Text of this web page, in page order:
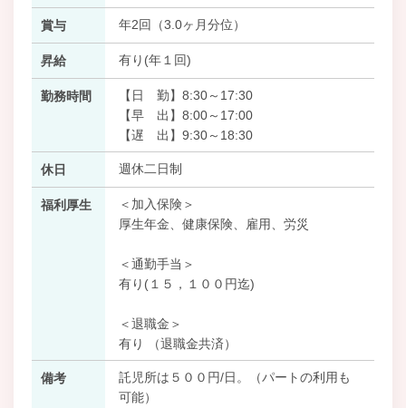
賞与 年2回（3.0ヶ月分位）
昇給 有り(年１回)
勤務時間
【日 勤】8:30～17:30
【早 出】8:00～17:00
【遅 出】9:30～18:30
休日 週休二日制
福利厚生
＜加入保険＞
厚生年金、健康保険、雇用、労災
＜通勤手当＞
有り(１５，１００円迄)
＜退職金＞
有り （退職金共済）
備考
託児所は５００円/日。（パートの利用も
可能）